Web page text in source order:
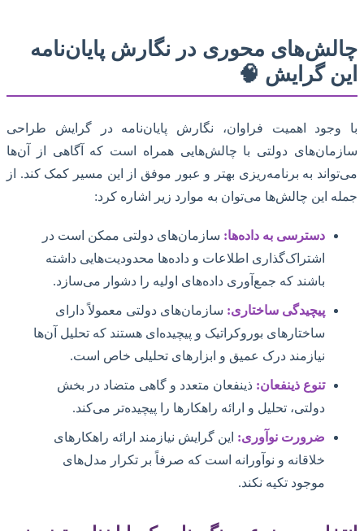
چالش‌های محوری در نگارش پایان‌نامه
این گرایش 🧠
با وجود اهمیت فراوان، نگارش پایان‌نامه در گرایش طراحی
سازمان‌های دولتی با چالش‌هایی همراه است که آگاهی از آن‌ها
می‌تواند به برنامه‌ریزی بهتر و عبور موفق از این مسیر کمک کند. از
جمله این چالش‌ها می‌توان به موارد زیر اشاره کرد:
دسترسی به داده‌ها: سازمان‌های دولتی ممکن است در
اشتراک‌گذاری اطلاعات و داده‌ها محدودیت‌هایی داشته
باشند که جمع‌آوری داده‌های اولیه را دشوار می‌سازد.
پیچیدگی ساختاری: سازمان‌های دولتی معمولاً دارای
ساختارهای بوروکراتیک و پیچیده‌ای هستند که تحلیل آن‌ها
نیازمند درک عمیق و ابزارهای تحلیلی خاص است.
تنوع ذینفعان: ذینفعان متعدد و گاهی متضاد در بخش
دولتی، تحلیل و ارائه راهکارها را پیچیده‌تر می‌کند.
ضرورت نوآوری: این گرایش نیازمند ارائه راهکارهای
خلاقانه و نوآورانه است که صرفاً بر تکرار مدل‌های
موجود تکیه نکند.